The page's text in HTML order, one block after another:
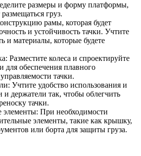
размеры и форму платформы,
груз.
рамы, которая будет
и устойчивость тачки. Учтите
и материалы, которые будете
Разместите колеса и спроектируйте
для обеспечения плавного
тачки.
Учтите удобство использования и
и держатели так, чтобы облегчить
тачки.
При необходимости
элементы, такие как крышку,
или борта для защиты груза.